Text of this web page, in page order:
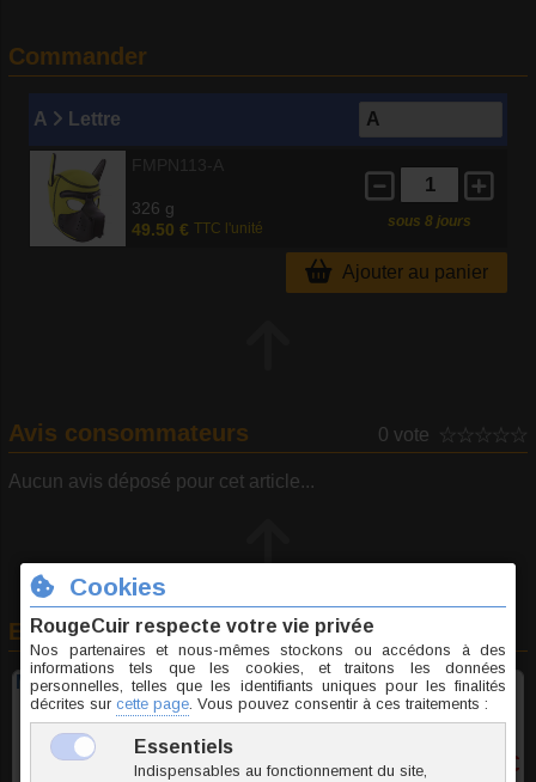
Commander
A Lettre
326 g
49.50 € TTC l'unité sous 8 jours
Ajouter au panier
Avis consommateurs 0 vote
Aucun avis déposé pour cet article...
En rapport avec cet article
Masque Puppy néoprène Kinky Puppy noir
50,60 €